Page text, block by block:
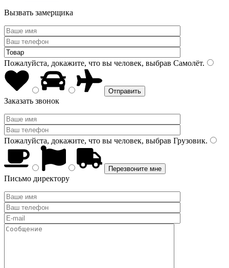
Вызвать замерщика
Пожалуйста, докажите, что вы человек, выбрав Самолёт.
Заказать звонок
Пожалуйста, докажите, что вы человек, выбрав Грузовик.
Письмо директору